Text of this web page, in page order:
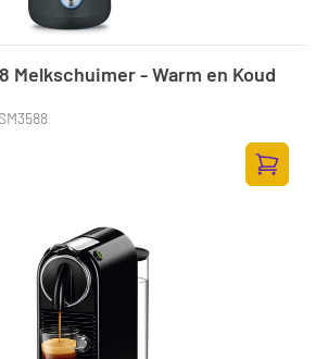
Melkschuimer - Warm en Koud